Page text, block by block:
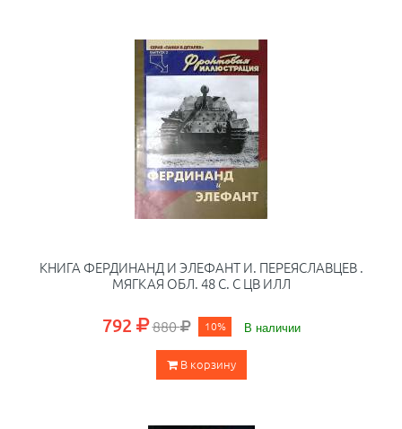
КНИГА ФЕРДИНАНД И ЭЛЕФАНТ И. ПЕРЕЯСЛАВЦЕВ .
МЯГКАЯ ОБЛ. 48 С. С ЦВ ИЛЛ
792 880 10% В наличии
В корзину